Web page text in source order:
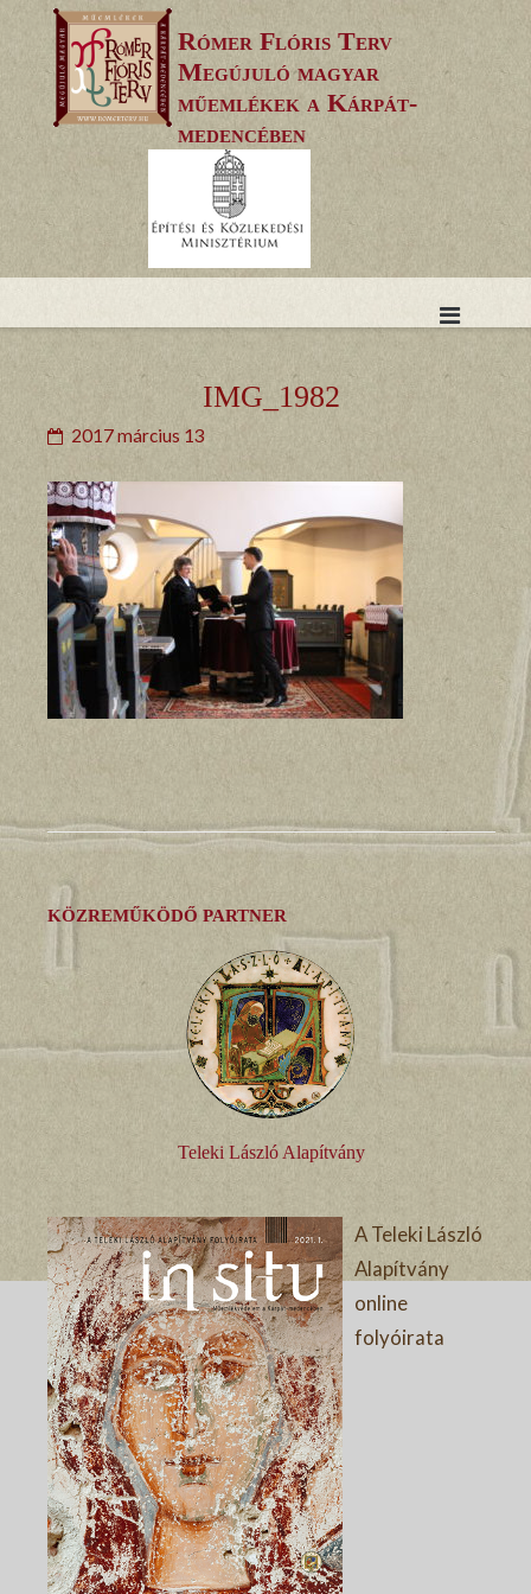
to
content
Rómer Flóris Terv
Megújuló magyar
műemlékek a Kárpát-
medencében
IMG_1982
2017 március 13
KÖZREMŰKÖDŐ PARTNER
Teleki László Alapítvány
A Teleki László
Alapítvány
online
folyóirata